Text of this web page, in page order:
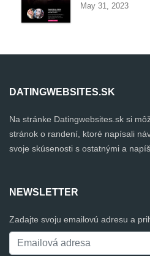
May 31, 2023
DATINGWEBSITES.SK
Na stránke Datingwebsites.sk si
stránok o randení, ktoré napísali
svoje skúsenosti s ostatnými a
NEWSLETTER
Zadajte svoju emailovú adresu a